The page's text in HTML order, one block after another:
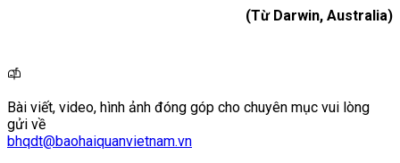
(Từ Darwin, Australia)
Bài viết, video, hình ảnh đóng góp cho chuyên mục vui lòng
gửi về
bhqdt@baohaiquanvietnam.vn